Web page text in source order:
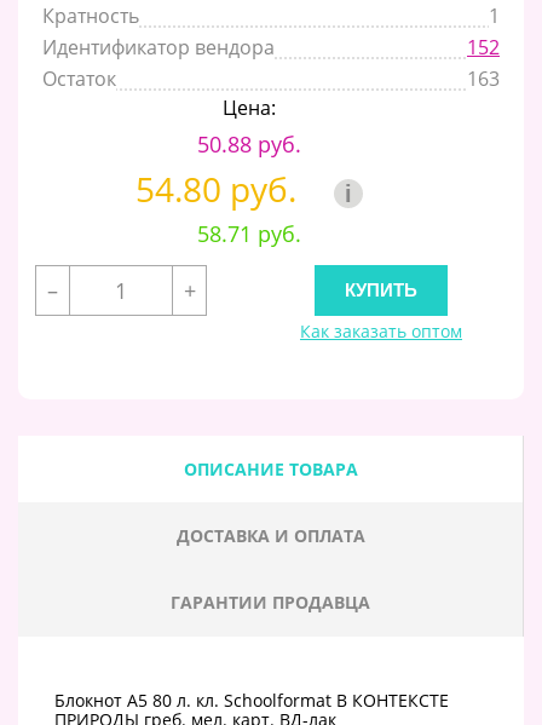
Кратность
1
Идентификатор вендора
152
Остаток
163
Цена:
50.88 руб.
54.80 руб. i
58.71 руб.
–
+
Как заказать оптом
ОПИСАНИЕ ТОВАРА
ДОСТАВКА И ОПЛАТА
ГАРАНТИИ ПРОДАВЦА
Блокнот А5 80 л. кл. Schoolformat В КОНТЕКСТЕ
ПРИРОДЫ греб. мел. карт. ВД-лак